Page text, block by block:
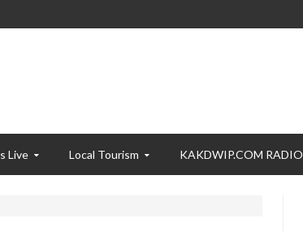
Live Local Tourism KAKDWIP.COM RADIO